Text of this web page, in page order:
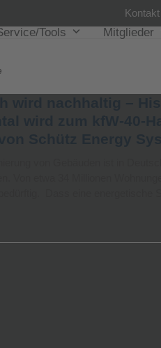
Kontakt
Tools Mitglieder